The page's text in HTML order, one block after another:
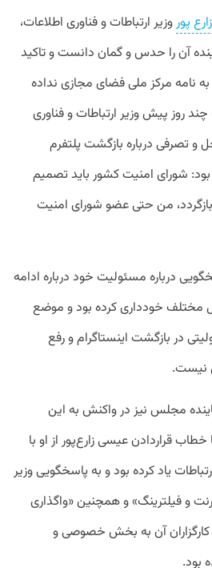
پوروزیر ارتباطات و فناوری اطلاعات،
آن را حدس و گمان دانست و تاکید
نامه مرکز ملی فضای مجازی نداده
روز پیش وزیر ارتباطات و فناوری
و تصرفی درباره بازگشت پلتفرم
بود: شورای امنیت کشور باید تصمیم
بازگردد، من حتی عضو شورای امنیت
درباره مسئولیت خود درباره ادامه
مختلف خودداری کرده بود و موضع
در بازگشت اینستاگرام و رفع
نیست.
مجلس نیز در واکنش به این
قراردادن عیسی زارع‌پور از او با
یاد کرده بود و به پاسخگویی وزیر
و فیلترینگ» و همچنین «واگذاری
آن به بخش خصوصی و
بود.